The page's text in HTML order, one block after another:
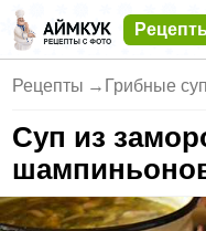
Рецепты → Грибные
Суп из